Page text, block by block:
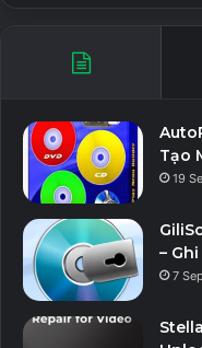
Tạo
19
–
7